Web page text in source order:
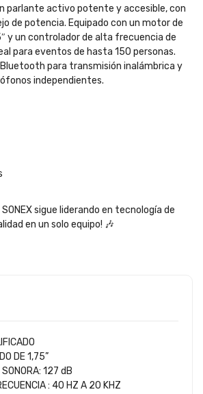
parlante activo potente y accesible, con
de potencia. Equipado con un motor de
y un controlador de alta frecuencia de
para eventos de hasta 150 personas.
para transmisión inalámbrica y
independientes.
SONEX sigue liderando en tecnología de
en un solo equipo! 🎶
DE 1,75”
SONORA: 127 dB
: 40 HZ A 20 KHZ